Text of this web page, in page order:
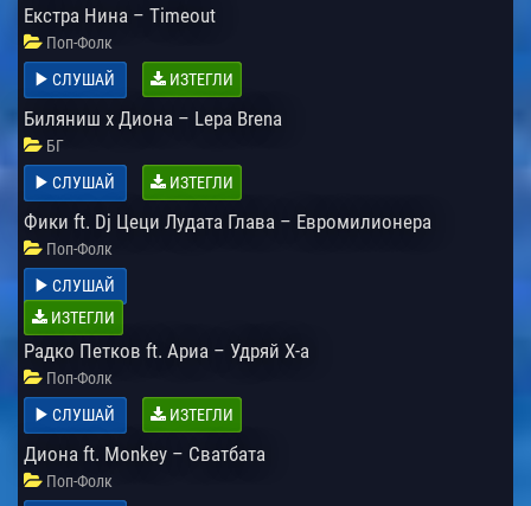
Екстра Нина – Timeout
Поп-Фолк
СЛУШАЙ
ИЗТЕГЛИ
Биляниш x Диона – Lepa Brena
БГ
СЛУШАЙ
ИЗТЕГЛИ
Фики ft. Dj Цеци Лудата Глава – Евромилионера
Поп-Фолк
СЛУШАЙ
ИЗТЕГЛИ
Радко Петков ft. Ариа – Удряй Х-а
Поп-Фолк
СЛУШАЙ
ИЗТЕГЛИ
Диона ft. Monkey – Сватбата
Поп-Фолк